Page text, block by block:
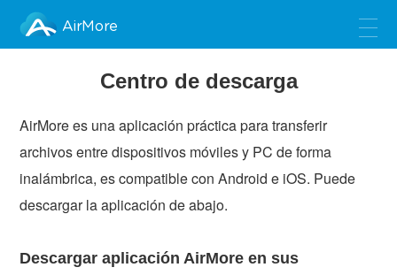
AirMore
Centro de descarga
AirMore es una aplicación práctica para transferir
archivos entre dispositivos móviles y PC de forma
inalámbrica, es compatible con Android e iOS. Puede
descargar la aplicación de abajo.
Descargar aplicación AirMore en sus